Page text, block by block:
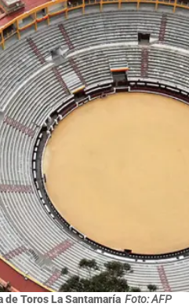
de Toros La Santamaría Foto: AFP